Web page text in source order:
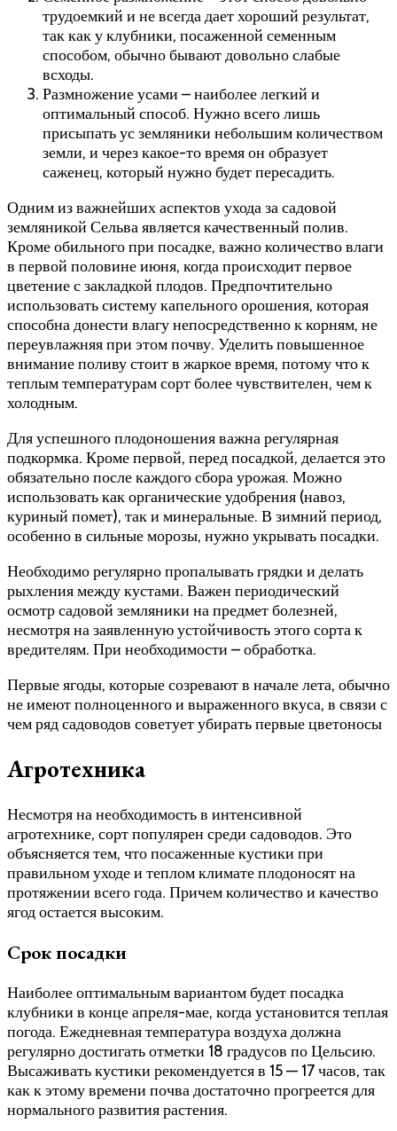
трудоемкий и не всегда дает хороший результат,
так как у клубники, посаженной семенным
способом, обычно бывают довольно слабые
всходы.
Размножение усами – наиболее легкий и
оптимальный способ. Нужно всего лишь
присыпать ус земляники небольшим количеством
земли, и через какое-то время он образует
саженец, который нужно будет пересадить.
Одним из важнейших аспектов ухода за садовой
земляникой Сельва является качественный полив.
Кроме обильного при посадке, важно количество влаги
в первой половине июня, когда происходит первое
цветение с закладкой плодов. Предпочтительно
использовать систему капельного орошения, которая
способна донести влагу непосредственно к корням, не
переувлажняя при этом почву. Уделить повышенное
внимание поливу стоит в жаркое время, потому что к
теплым температурам сорт более чувствителен, чем к
холодным.
Для успешного плодоношения важна регулярная
подкормка. Кроме первой, перед посадкой, делается это
обязательно после каждого сбора урожая. Можно
использовать как органические удобрения (навоз,
куриный помет), так и минеральные. В зимний период,
особенно в сильные морозы, нужно укрывать посадки.
Необходимо регулярно пропалывать грядки и делать
рыхления между кустами. Важен периодический
осмотр садовой земляники на предмет болезней,
несмотря на заявленную устойчивость этого сорта к
вредителям. При необходимости – обработка.
Первые ягоды, которые созревают в начале лета, обычно
не имеют полноценного и выраженного вкуса, в связи с
чем ряд садоводов советует убирать первые цветоносы
Агротехника
Несмотря на необходимость в интенсивной
агротехнике, сорт популярен среди садоводов. Это
объясняется тем, что посаженные кустики при
правильном уходе и теплом климате плодоносят на
протяжении всего года. Причем количество и качество
ягод остается высоким.
Срок посадки
Наиболее оптимальным вариантом будет посадка
клубники в конце апреля-мае, когда установится теплая
погода. Ежедневная температура воздуха должна
регулярно достигать отметки 18 градусов по Цельсию.
Высаживать кустики рекомендуется в 15 — 17 часов, так
как к этому времени почва достаточно прогреется для
нормального развития растения.